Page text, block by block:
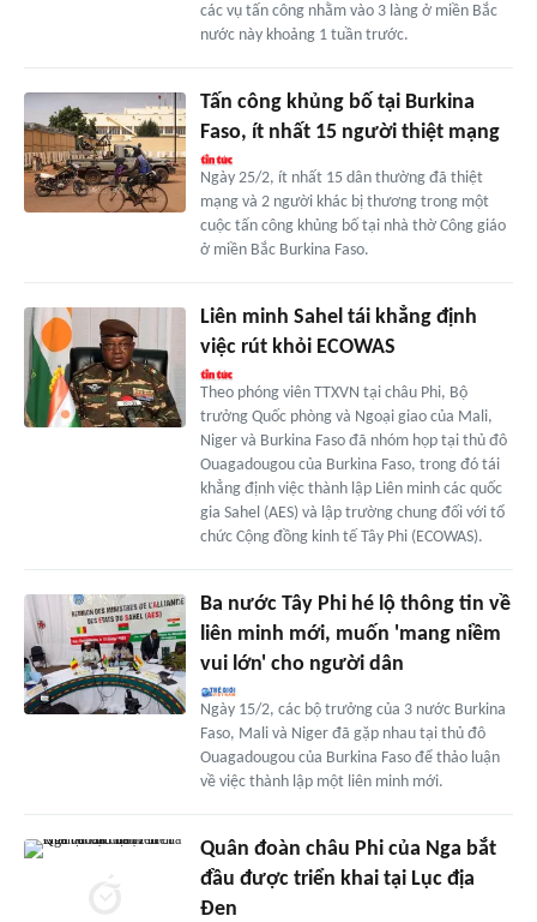
các vụ tấn công nhằm vào 3 làng ở miền Bắc
nước này khoảng 1 tuần trước.
Tấn công khủng bố tại Burkina
Faso, ít nhất 15 người thiệt mạng
Ngày 25/2, ít nhất 15 dân thường đã thiệt
mạng và 2 người khác bị thương trong một
cuộc tấn công khủng bố tại nhà thờ Công giáo
ở miền Bắc Burkina Faso.
Liên minh Sahel tái khẳng định
việc rút khỏi ECOWAS
Theo phóng viên TTXVN tại châu Phi, Bộ
trưởng Quốc phòng và Ngoại giao của Mali,
Niger và Burkina Faso đã nhóm họp tại thủ đô
Ouagadougou của Burkina Faso, trong đó tái
khẳng định việc thành lập Liên minh các quốc
gia Sahel (AES) và lập trường chung đối với tổ
chức Cộng đồng kinh tế Tây Phi (ECOWAS).
Ba nước Tây Phi hé lộ thông tin về
liên minh mới, muốn 'mang niềm
vui lớn' cho người dân
Ngày 15/2, các bộ trưởng của 3 nước Burkina
Faso, Mali và Niger đã gặp nhau tại thủ đô
Ouagadougou của Burkina Faso để thảo luận
về việc thành lập một liên minh mới.
Quân đoàn châu Phi của Nga bắt
đầu được triển khai tại Lục địa
Đen